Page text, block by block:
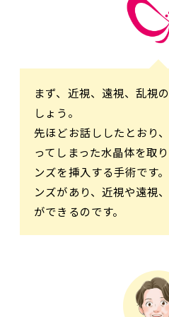
まず、近視、遠視、乱視
しょう。
先ほどお話ししたとおり
ってしまった水晶体を取
ンズを挿入する手術です
ンズがあり、近視や遠視
ができるのです。